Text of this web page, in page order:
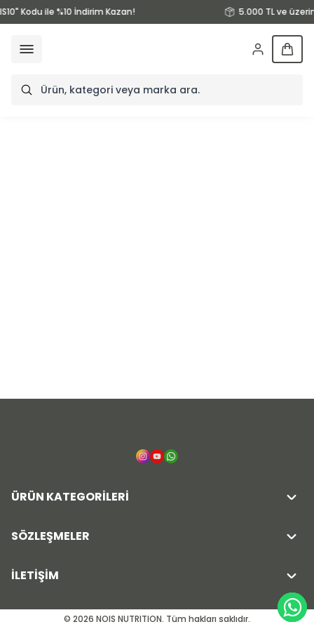
Kodu ile %10 İndirim Kazan! 5.000 TL ve
ÜRÜN KATEGORİLERİ
SÖZLEŞMELER
İLETİŞİM
© 2026 NOIS NUTRITION. Tüm hakları saklıdır.